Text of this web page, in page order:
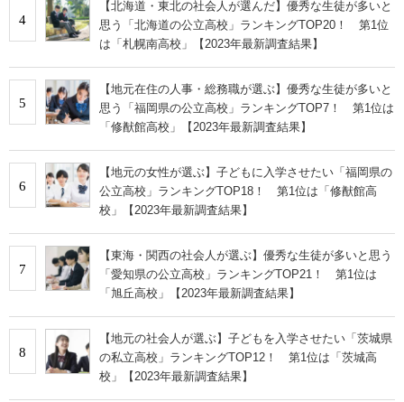
4
【北海道・東北の社会人が選んだ】優秀な生徒が多いと
思う「北海道の公立高校」ランキングTOP20！ 第1位
は「札幌南高校」【2023年最新調査結果】
5
【地元在住の人事・総務職が選ぶ】優秀な生徒が多いと
思う「福岡県の公立高校」ランキングTOP7！ 第1位は
「修猷館高校」【2023年最新調査結果】
6
【地元の女性が選ぶ】子どもに入学させたい「福岡県の
公立高校」ランキングTOP18！ 第1位は「修猷館高
校」【2023年最新調査結果】
7
【東海・関西の社会人が選ぶ】優秀な生徒が多いと思う
「愛知県の公立高校」ランキングTOP21！ 第1位は
「旭丘高校」【2023年最新調査結果】
8
【地元の社会人が選ぶ】子どもを入学させたい「茨城県
の私立高校」ランキングTOP12！ 第1位は「茨城高
校」【2023年最新調査結果】